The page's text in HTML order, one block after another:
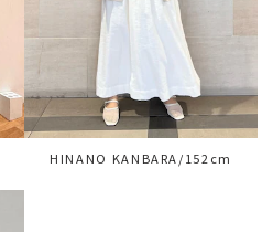
HINANO KANBARA/152cm